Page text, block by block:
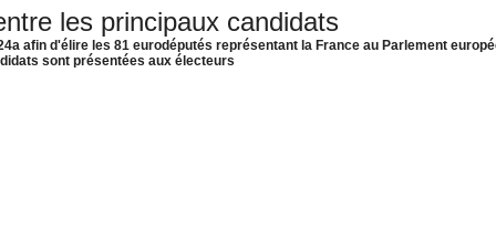
les principaux candidats
afin d'élire les 81 eurodéputés représentant la France au Parlement
sont présentées aux électeurs